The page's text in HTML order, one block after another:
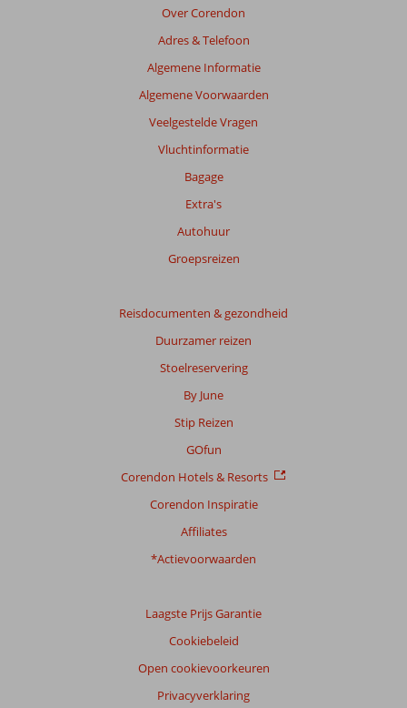
beoordelingen
Over Corendon
Adres & Telefoon
Algemene Informatie
Algemene Voorwaarden
Veelgestelde Vragen
Vluchtinformatie
Bagage
Extra's
Autohuur
Groepsreizen
Reisdocumenten & gezondheid
Duurzamer reizen
Stoelreservering
By June
Stip Reizen
GOfun
Corendon Hotels & Resorts
Corendon Inspiratie
Affiliates
*Actievoorwaarden
Laagste Prijs Garantie
Cookiebeleid
Open cookievoorkeuren
Privacyverklaring